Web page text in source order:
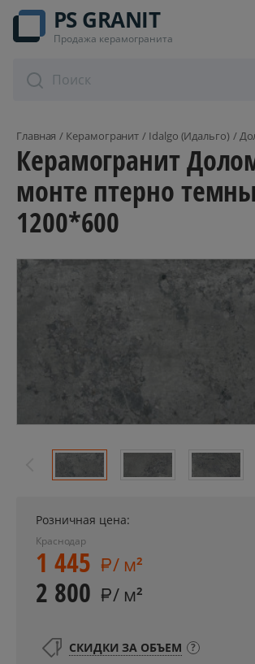
PS GRANIT
Продажа керамогранита
Главная Керамогранит Idalgo (Идальго)
Керамогранит
монте птерно
1200*600
Розничная цена:
Краснодар
1 445 / м2
2 800 / м2
СКИДКИ ЗА ОБЪЕМ ?